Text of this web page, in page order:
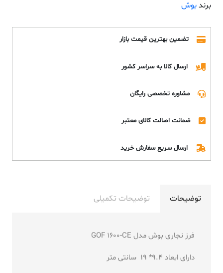
برندبوش
تضمین بهترین قیمت بازار
ارسال کالا به سراسر کشور
مشاوره تخصصی رایگان
ضمانت اصالت کالای معتبر
ارسال سریع سفارش خرید
توضیحات توضیحات تکمیلی
فرز نجاری بوش مدل GOF 1600-CE
دارای ابعاد 9.4* 19 سانتی متر